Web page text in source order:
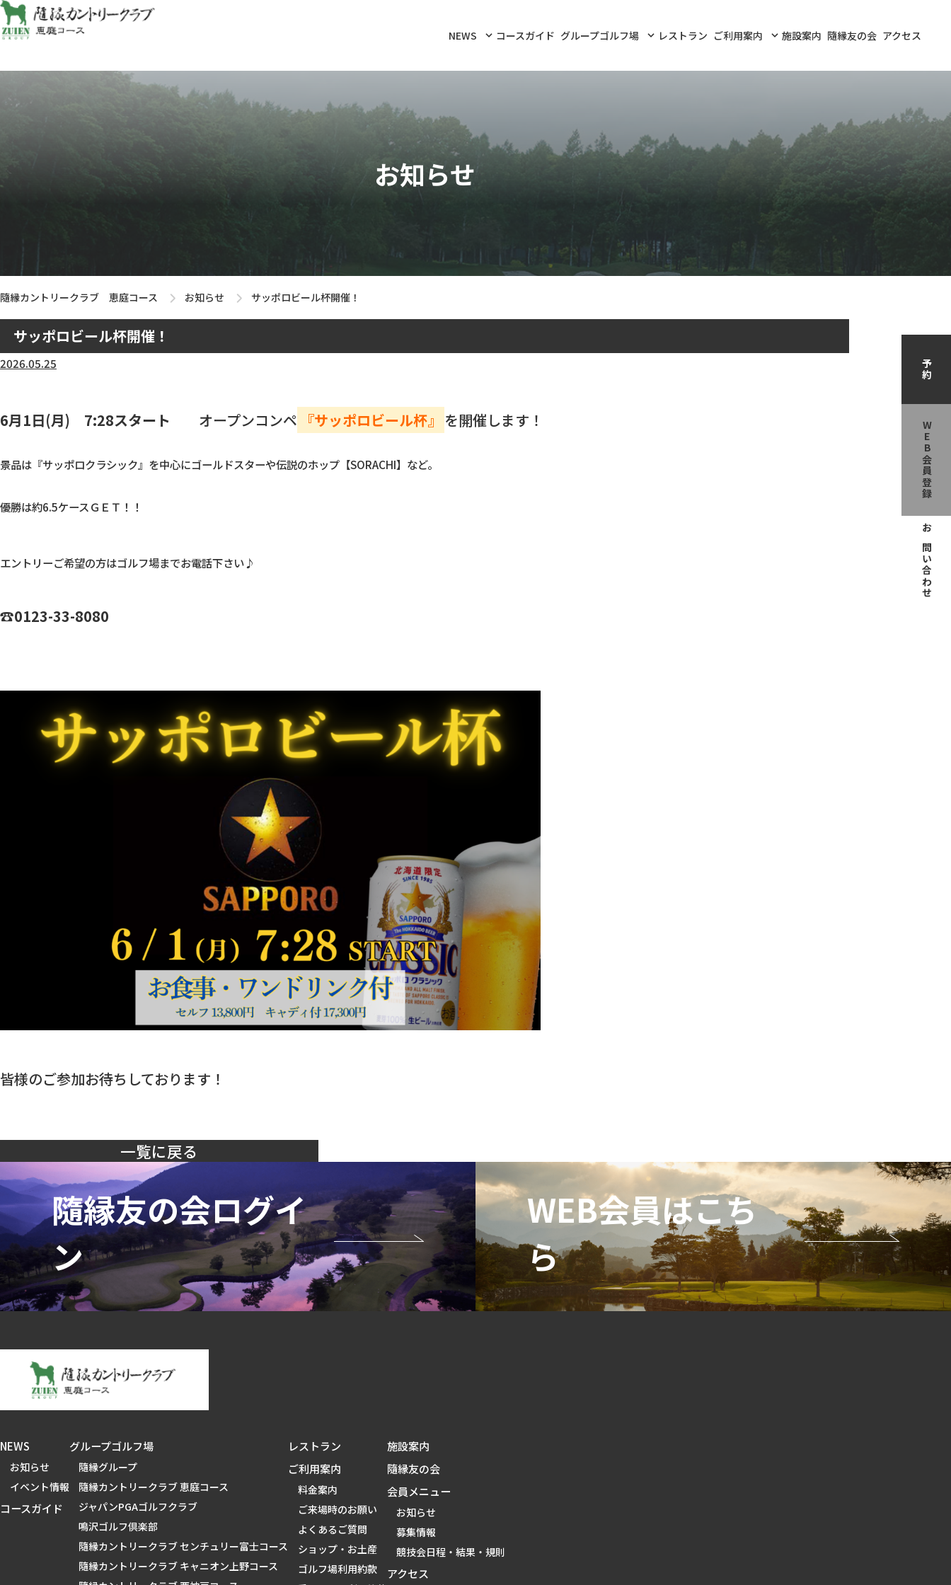
NEWS コースガイド グループゴルフ場 レストラン ご利用案内 施設案内 隨縁友の会 アクセス
予約
WEB会員登録
お問い合わせ
お知らせ
隨縁カントリークラブ 恵庭コース お知らせ サッポロビール杯開催！
サッポロビール杯開催！
2026.05.25
6月1日(月) 7:28スタート オープンコンペ 『サッポロビール杯』 を開催します！
景品は『サッポロクラシック』を中心にゴールドスターや伝説のホップ【SORACHI】など。
優勝は約6.5ケースＧＥＴ！！
エントリーご希望の方はゴルフ場までお電話下さい♪
☎0123-33-8080
皆様のご参加お待ちしております！
一覧に戻る
NEWS
お知らせ
イベント情報
コースガイド
グループゴルフ場
隨縁グループ
隨縁カントリークラブ 恵庭コース
ジャパンPGAゴルフクラブ
鳴沢ゴルフ倶楽部
隨縁カントリークラブ センチュリー富士コース
隨縁カントリークラブ キャニオン上野コース
レストラン
ご利用案内
料金案内
ご来場時のお願い
よくあるご質問
ショップ・お土産
ゴルフ場利用約款
施設案内
隨縁友の会
会員メニュー
お知らせ
募集情報
競技会日程・結果・規則
アクセス